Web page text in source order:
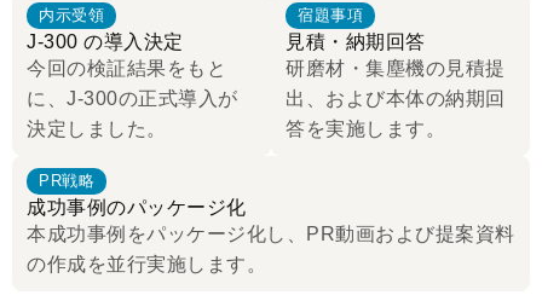
内示受領
J-300 の導入決定
今回の検証結果をもと
に、J-300の正式導入が
決定しました。
宿題事項
見積・納期回答
研磨材・集塵機の見積提
出、および本体の納期回
答を実施します。
PR戦略
成功事例のパッケージ化
本成功事例をパッケージ化し、PR動画および提案資料
の作成を並行実施します。